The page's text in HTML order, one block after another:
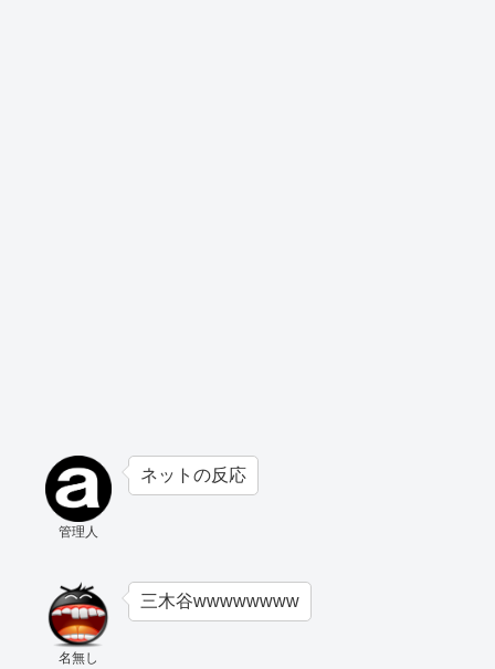
管理人
ネットの反応
名無し
三木谷wwwwwwww